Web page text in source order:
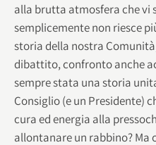
alla brutta atmosfera che vi
semplicemente non riesce
storia della nostra
dibattito, confronto anche
sempre stata una storia
Consiglio (e un Presidente)
cura ed energia alla
allontanare un rabbino? Ma